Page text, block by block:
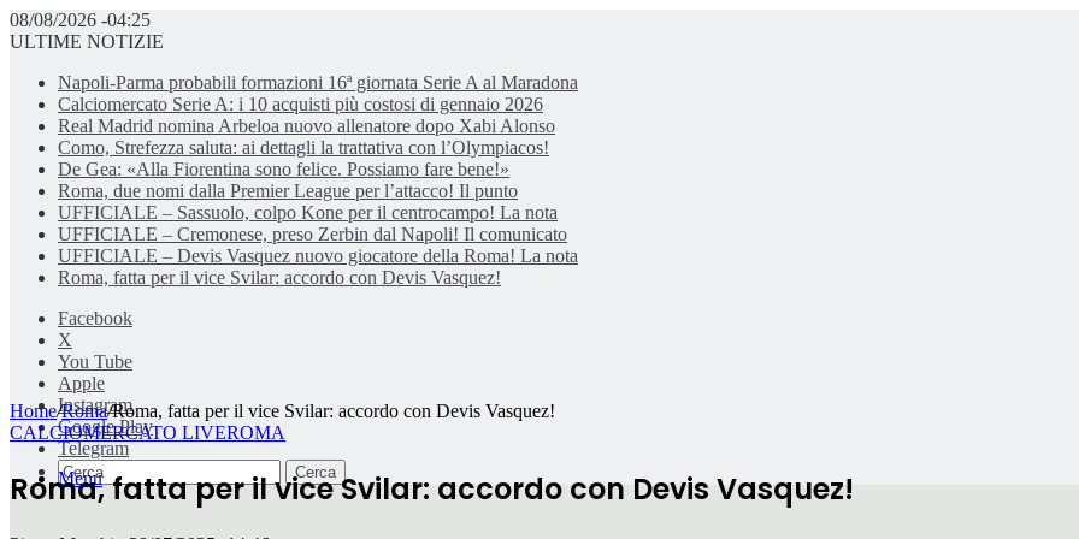
08/08/2026 -04:25
ULTIME NOTIZIE
Napoli-Parma probabili formazioni 16ª giornata Serie A al Maradona
Calciomercato Serie A: i 10 acquisti più costosi di gennaio 2026
Real Madrid nomina Arbeloa nuovo allenatore dopo Xabi Alonso
Como, Strefezza saluta: ai dettagli la trattativa con l’Olympiacos!
De Gea: «Alla Fiorentina sono felice. Possiamo fare bene!»
Roma, due nomi dalla Premier League per l’attacco! Il punto
UFFICIALE – Sassuolo, colpo Kone per il centrocampo! La nota
UFFICIALE – Cremonese, preso Zerbin dal Napoli! Il comunicato
UFFICIALE – Devis Vasquez nuovo giocatore della Roma! La nota
Roma, fatta per il vice Svilar: accordo con Devis Vasquez!
Facebook
X
You Tube
Apple
Instagram
Google Play
Telegram
Cerca
Menu
Home/Roma/Roma, fatta per il vice Svilar: accordo con Devis Vasquez!
CALCIOMERCATO LIVEROMA
Roma, fatta per il vice Svilar: accordo con Devis Vasquez!